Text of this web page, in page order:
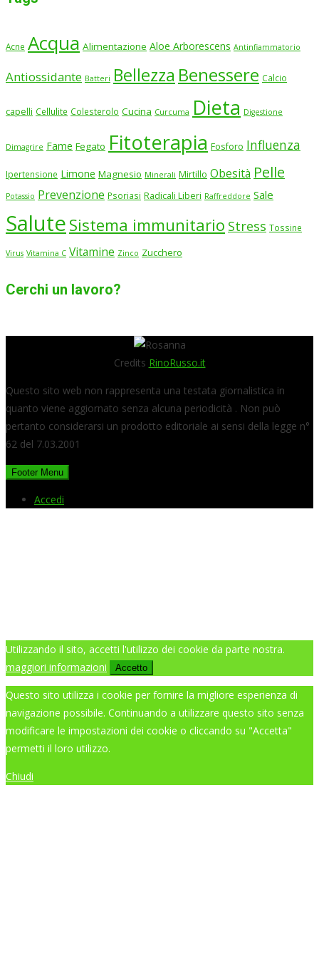
Acne Acqua Alimentazione Aloe Arborescens Antinfiammatorio
Antiossidante Batteri Bellezza Benessere Calcio
capelli Cellulite Colesterolo Cucina Curcuma Dieta Digestione
Dimagrire Fame Fegato Fitoterapia Fosforo Influenza
Ipertensione Limone Magnesio Minerali Mirtillo Obesità Pelle
Potassio Prevenzione Psoriasi Radicali Liberi Raffreddore Sale
Salute Sistema immunitario Stress Tossine
Virus Vitamina C Vitamine Zinco Zucchero
Cerchi un lavoro?
Credits RinoRusso.it
Questo sito web non rappresenta una testata giornalistica in
quanto viene aggiornato senza alcuna periodicità . Non può
pertanto considerarsi un prodotto editoriale ai sensi della legge n°
62 del 7.03.2001
Footer Menu
Accedi
Utilizzando il sito, accetti l'utilizzo dei cookie da parte nostra.
maggiori informazioni
Accetto
Questo sito utilizza i cookie per fornire la migliore esperienza di
navigazione possibile. Continuando a utilizzare questo sito senza
modificare le impostazioni dei cookie o cliccando su "Accetta"
permetti il loro utilizzo.
Chiudi